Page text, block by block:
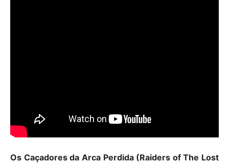
Os Caçadores da Arca Perdida (Raiders of The Lost